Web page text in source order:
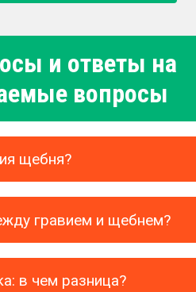
и ответы на
вопросы
щебня?
гравием и щебнем?
в чем разница?